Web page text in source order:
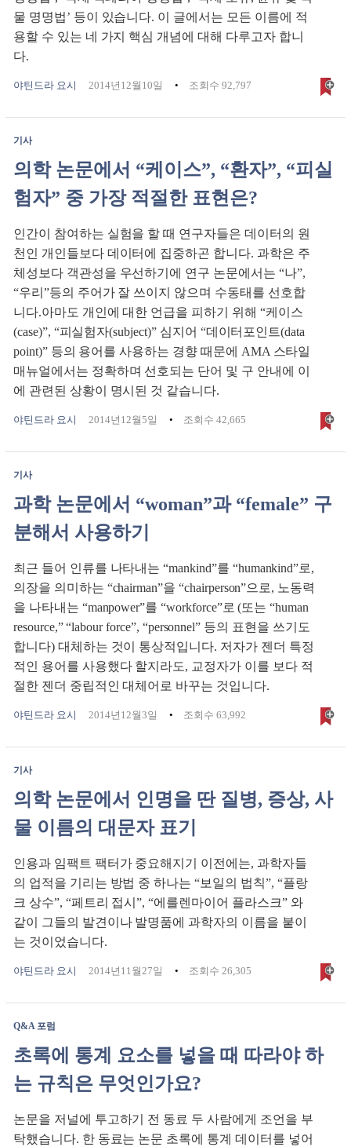
물 명명법’ 등이 있습니다. 이 글에서는 모든 이름에 적
용할 수 있는 네 가지 핵심 개념에 대해 다루고자 합니
다.
야틴드라 요시 2014년12월10일 조회수 92,797
기사
의학 논문에서 “케이스”, “환자”, “피실
험자” 중 가장 적절한 표현은?
인간이 참여하는 실험을 할 때 연구자들은 데이터의 원
천인 개인들보다 데이터에 집중하곤 합니다. 과학은 주
체성보다 객관성을 우선하기에 연구 논문에서는 “나”,
“우리”등의 주어가 잘 쓰이지 않으며 수동태를 선호합
니다.아마도 개인에 대한 언급을 피하기 위해 “케이스
(case)”, “피실험자(subject)” 심지어 “데이터포인트(data
point)” 등의 용어를 사용하는 경향 때문에 AMA 스타일
매뉴얼에서는 정확하며 선호되는 단어 및 구 안내에 이
에 관련된 상황이 명시된 것 같습니다.
야틴드라 요시 2014년12월5일 조회수 42,665
기사
과학 논문에서 “woman”과 “female” 구
분해서 사용하기
최근 들어 인류를 나타내는 “mankind”를 “humankind”로,
의장을 의미하는 “chairman”을 “chairperson”으로, 노동력
을 나타내는 “manpower”를 “workforce”로 (또는 “human
resource,” “labour force”, “personnel” 등의 표현을 쓰기도
합니다) 대체하는 것이 통상적입니다. 저자가 젠더 특정
적인 용어를 사용했다 할지라도, 교정자가 이를 보다 적
절한 젠더 중립적인 대체어로 바꾸는 것입니다.
야틴드라 요시 2014년12월3일 조회수 63,992
기사
의학 논문에서 인명을 딴 질병, 증상, 사
물 이름의 대문자 표기
인용과 임팩트 팩터가 중요해지기 이전에는, 과학자들
의 업적을 기리는 방법 중 하나는 “보일의 법칙”, “플랑
크 상수”, “페트리 접시”, “에를렌마이어 플라스크” 와
같이 그들의 발견이나 발명품에 과학자의 이름을 붙이
는 것이었습니다.
야틴드라 요시 2014년11월27일 조회수 26,305
Q&A 포럼
초록에 통계 요소를 넣을 때 따라야 하
는 규칙은 무엇인가요?
논문을 저널에 투고하기 전 동료 두 사람에게 조언을 부
탁했습니다. 한 동료는 논문 초록에 통계 데이터를 넣어